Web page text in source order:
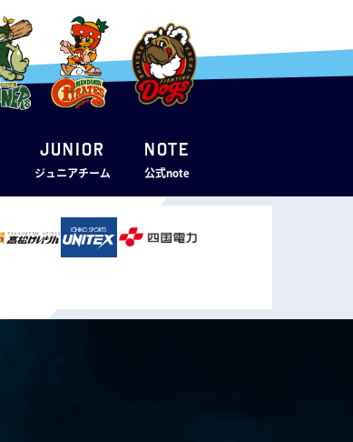
JUNIOR
ジュニアチーム
note
公式note